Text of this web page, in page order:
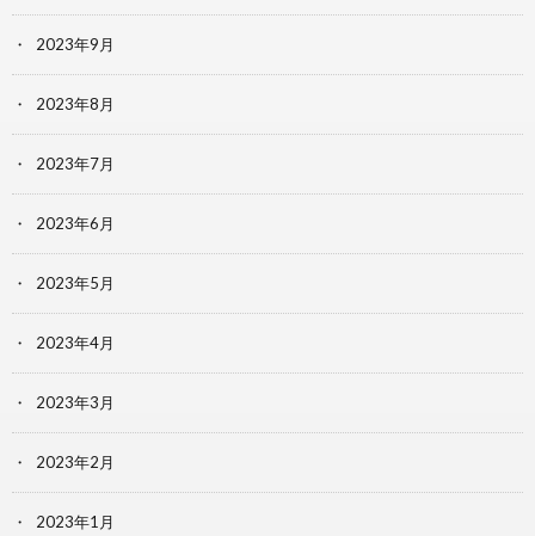
2023年9月
2023年8月
2023年7月
2023年6月
2023年5月
2023年4月
2023年3月
2023年2月
2023年1月